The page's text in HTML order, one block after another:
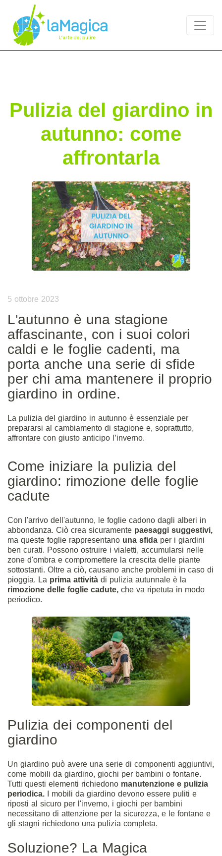
Pulizia del giardino in
autunno: come
affrontarla
5 ottobre 2023
L'autunno è una stagione
affascinante, con i suoi colori
caldi e le foglie cadenti, ma
porta anche una serie di sfide
per chi ama mantenere il proprio
giardino in ordine.
La pulizia del giardino in autunno è essenziale per
prepararsi al cambiamento di stagione e, soprattutto,
affrontare con giusto anticipo l’inverno.
Come iniziare la pulizia del
giardino: rimozione delle foglie
cadute
Con l'arrivo dell'autunno, le foglie cadono dagli alberi in
abbondanza. Ciò crea sicuramente paesaggi suggestivi,
ma queste foglie rappresentano una sfida per i giardini
ben curati. Possono ostruire i vialetti, accumularsi nelle
zone d'ombra e compromettere la crescita delle piante
sottostanti. Oltre a ciò, causano anche problemi in caso di
pioggia. La prima attività di pulizia autunnale è la
rimozione delle foglie cadute, che va ripetuta in modo
periodico.
Pulizia dei componenti del
giardino
Un giardino può avere una serie di componenti aggiuntivi,
come mobili da giardino, giochi per bambini o fontane.
Tutti questi elementi richiedono manutenzione e pulizia
periodica. I mobili da giardino devono essere puliti e
riposti al sicuro per l'inverno, i giochi per bambini
necessitano di attenzione per la sicurezza, e le fontane e
gli stagni richiedono una pulizia completa.
Soluzione? La Magica